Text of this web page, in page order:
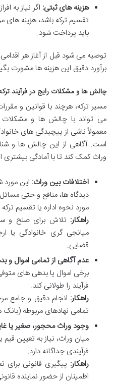
هزینه های ثبتی: اگر نیاز به
تقسیم ترکه باشد، هزینه های
باید پرداخت شود.
توصیه می شود قبل از آغاز هر
برآورد دقیق این هزینه ها مشورت
چالش ها و مشکلات رایج در فرآیند
مسیر ترکه، هرچند با قوانین و
می تواند با چالش ها و
معمولاً ناشی از پیچیدگی های
است. آگاهی از این چالش ها و
وراث کمک کند تا با آمادگی بیشتری
اختلافات بین وراث: این
دیدگاه ها، منافع و حتی
مورد نحوه اداره یا تقسیم
راهکار: تلاش برای صلح و
میانجی گری خانوادگی یا
قضایی.
عدم آگاهی از تمامی اموال و
برخی اموال یا بدهی های
فرآیند را طولانی کند.
راهکار: انجام دقیق و جامع
تمامی نهادهای مربوطه (بانک
وجود وراث محجور، صغیر یا
میان وراث، نیاز به تعیین
فرآیندی جداگانه دارد.
راهکار: پیگیری قانونی برای
اطمینان از حضور نماینده